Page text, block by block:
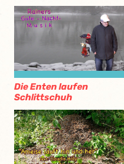
Die Enten laufen
Schlittschuh